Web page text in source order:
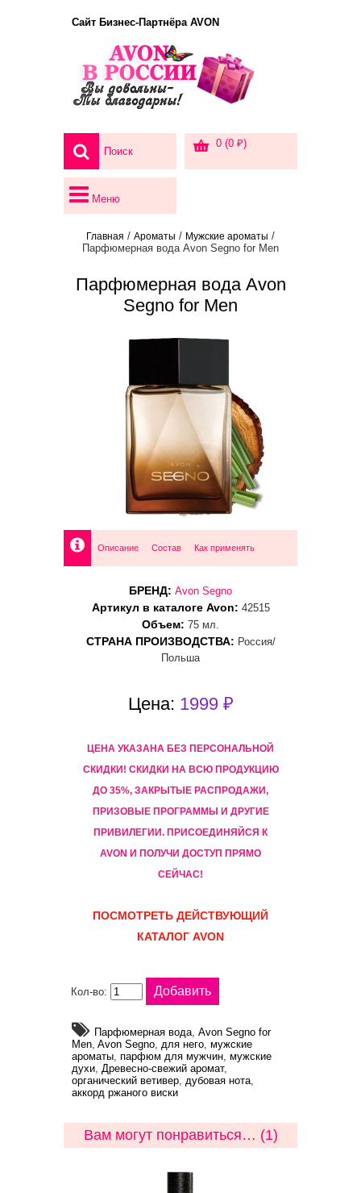
Сайт Бизнес-Партнёра AVON
0 (0 ₽)
Меню
Главная / Ароматы / Мужские ароматы /
Парфюмерная вода Avon Segno for Men
Парфюмерная вода Avon
Segno for Men
Описание Состав Как применять
БРЕНД: Avon Segno
Артикул в каталоге Avon: 42515
Объем: 75 мл.
СТРАНА ПРОИЗВОДСТВА: Россия/
Польша
Цена: 1999 ₽
ЦЕНА УКАЗАНА БЕЗ ПЕРСОНАЛЬНОЙ
СКИДКИ! CКИДКИ НА ВСЮ ПРОДУКЦИЮ
ДО 35%, ЗАКРЫТЫЕ РАСПРОДАЖИ,
ПРИЗОВЫЕ ПРОГРАММЫ И ДРУГИЕ
ПРИВИЛЕГИИ. ПРИСОЕДИНЯЙСЯ К
AVON И ПОЛУЧИ ДОСТУП ПРЯМО
СЕЙЧАС!
ПОСМОТРЕТЬ ДЕЙСТВУЮЩИЙ
КАТАЛОГ AVON
Кол-во:
Парфюмерная вода, Avon Segno for
Men, Avon Segno, для него, мужские
ароматы, парфюм для мужчин, мужские
духи, Древесно-свежий аромат,
органический ветивер, дубовая нота,
аккорд ржаного виски
Вам могут понравиться… (1)